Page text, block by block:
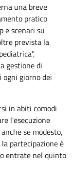
una breve
pratico
e scenari su
prevista la
gestione di
giorno dei
in abiti comodi
l'esecuzione
se modesto,
partecipazione è
entrate nel quinto